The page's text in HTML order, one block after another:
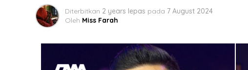
Diterbitkan 2 years lepas pada 7 August 2024
Oleh Miss Farah